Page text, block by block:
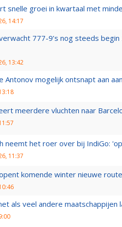
snelle groei in kwartaal met
14:17
777-9’s nog steeds
13:42
Antonov mogelijk ontsnapt aan
meerdere vluchten naar
neemt het roer over bij IndiGo:
11:37
komende winter nieuwe
als veel andere maatschappijen